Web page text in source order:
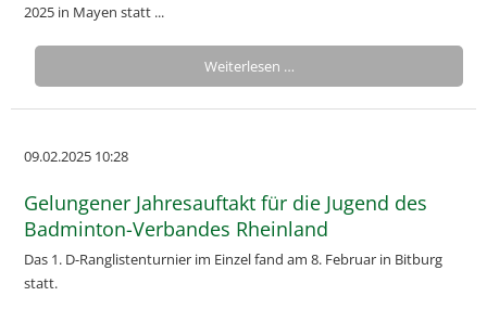
2025 in Mayen statt ...
Weiterlesen …
09.02.2025 10:28
Gelungener Jahresauftakt für die Jugend des
Badminton-Verbandes Rheinland
Das 1. D-Ranglistenturnier im Einzel fand am 8. Februar in Bitburg
statt.